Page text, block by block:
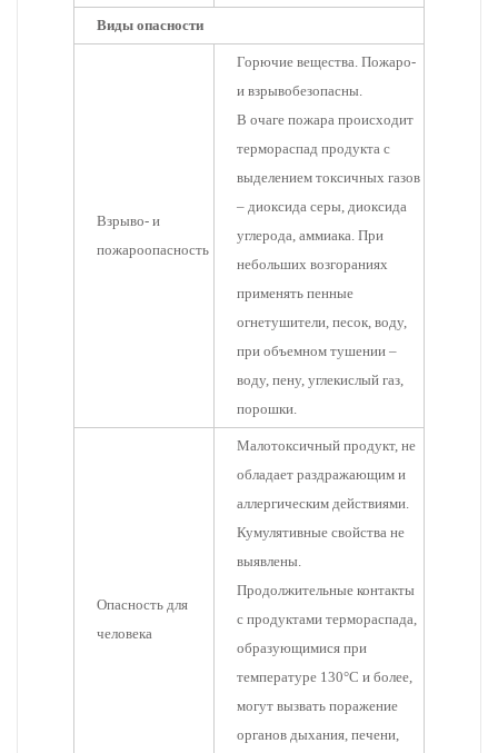
Виды опасности
Взрыво- и
пожароопасность
Горючие вещества. Пожаро-
и взрывобезопасны.
В очаге пожара происходит
термораспад продукта с
выделением токсичных газов
– диоксида серы, диоксида
углерода, аммиака. При
небольших возгораниях
применять пенные
огнетушители, песок, воду,
при объемном тушении –
воду, пену, углекислый газ,
порошки.
Опасность для
человека
Малотоксичный продукт, не
обладает раздражающим и
аллергическим действиями.
Кумулятивные свойства не
выявлены.
Продолжительные контакты
с продуктами термораспада,
образующимися при
температуре 130°С и более,
могут вызвать поражение
органов дыхания, печени,